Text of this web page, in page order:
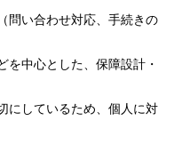
問い合わせ対応、手続きの
を中心とした、保障設計・
にしているため、個人に対